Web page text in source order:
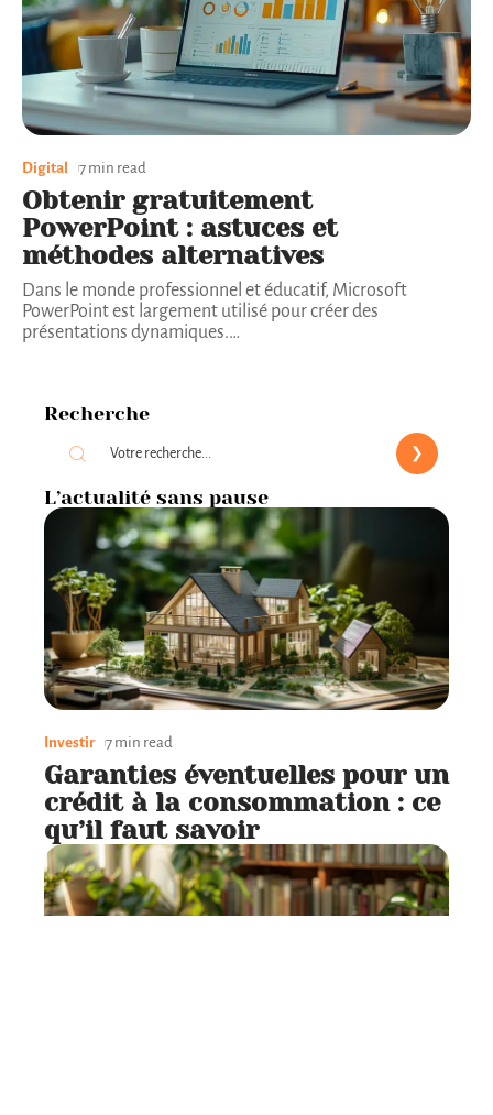
Digital 7 min read
Obtenir gratuitement
PowerPoint : astuces et
méthodes alternatives
Dans le monde professionnel et éducatif, Microsoft
PowerPoint est largement utilisé pour créer des
présentations dynamiques.…
Recherche
L’actualité sans pause
Investir 7 min read
Garanties éventuelles pour un
crédit à la consommation : ce
qu’il faut savoir